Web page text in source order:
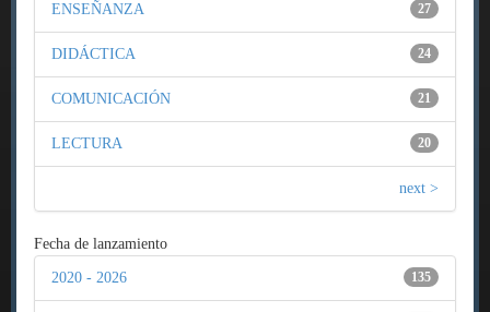
27
ENSEÑANZA
24
DIDÁCTICA
21
COMUNICACIÓN
20
LECTURA
next >
Fecha de lanzamiento
135
2020 - 2026